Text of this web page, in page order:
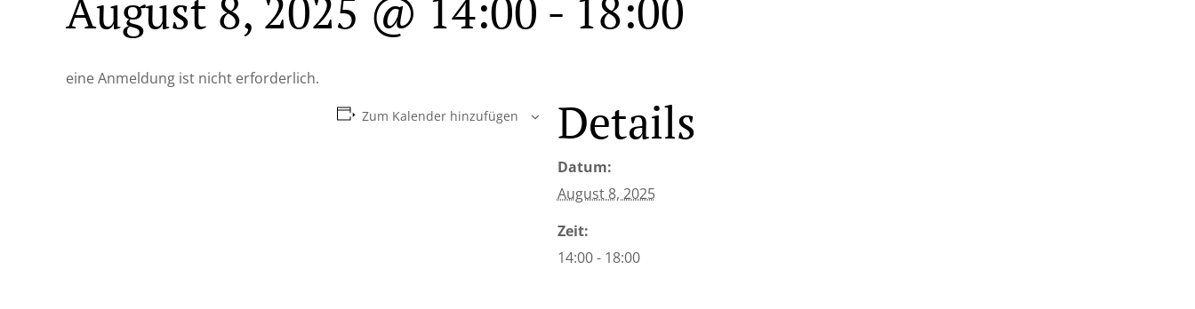
eine Anmeldung ist nicht erforderlich.
Zum Kalender hinzufügen Details
Datum:
August 8, 2025
Zeit:
14:00 - 18:00